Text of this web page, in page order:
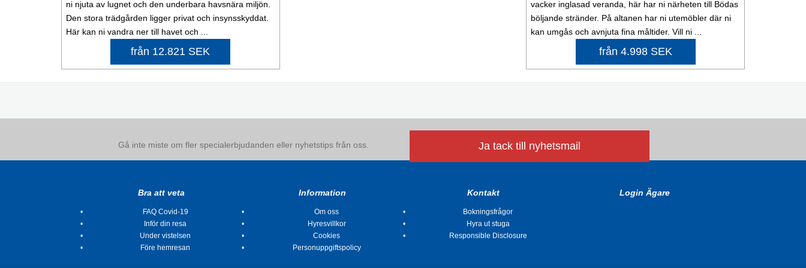
ni njuta av lugnet och den underbara havsnära miljön.
Den stora trädgården ligger privat och insynsskyddat.
Här kan ni vandra ner till havet och ...
från 12.821 SEK
vacker inglasad veranda, här har ni närheten till Bödas
böljande stränder. På altanen har ni utemöbler där ni
kan umgås och avnjuta fina måltider. Vill ni ...
från 4.998 SEK
Gå inte miste om fler specialerbjudanden eller nyhetstips från oss. Ja tack till nyhetsmail
Bra att veta
FAQ Covid-19
Inför din resa
Under vistelsen
Före hemresan
Information
Om oss
Hyresvillkor
Cookies
Personuppgiftspolicy
Kontakt
Bokningsfrågor
Hyra ut stuga
Responsible Disclosure
Login Ägare